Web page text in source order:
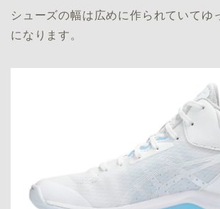
シューズの幅は広めに作られていてゆ
になります。